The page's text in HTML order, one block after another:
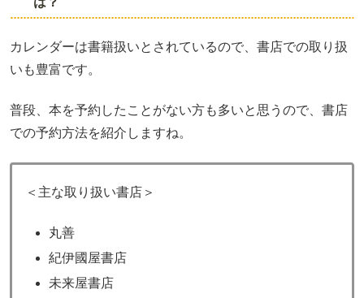
カレンダーは書籍扱いとされているので、書店での取り扱
いも豊富です。
普段、本を予約したことがない方も多いと思うので、書店
での予約方法を紹介しますね。
＜主な取り扱い書店＞
丸善
紀伊國屋書店
未来屋書店